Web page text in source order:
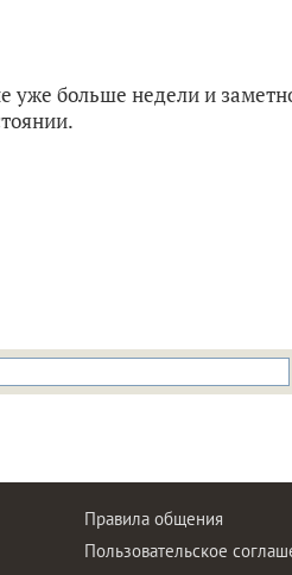
уже больше недели и
Правила общения
Пользовательское